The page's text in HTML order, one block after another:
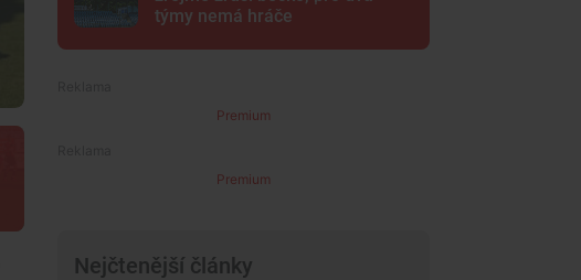
týmy nemá hráče
Premium
Premium
Nejčtenější články